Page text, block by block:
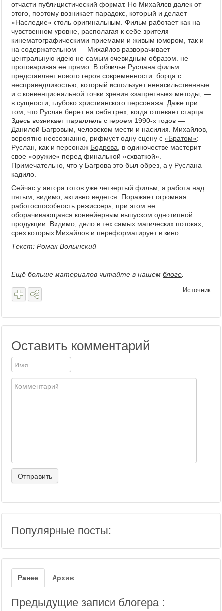
отчасти публицистический формат. Но Михайлов далек от
этого, поэтому возникает парадокс, который и делает
«Наследие» столь оригинальным. Фильм работает как на
чувственном уровне, располагая к себе зрителя
кинематографическими приемами и живым юмором, так и
на содержательном — Михайлов разворачивает
центральную идею не самым очевидным образом, не
проговаривая ее прямо. В обличье Руслана фильм
представляет нового героя современности: борца с
несправедливостью, который использует ненасильственные
и с конвенциональной точки зрения «запретные» методы, —
в сущности, глубоко христианского персонажа. Даже при
том, что Руслан берет на себя грех, когда отпевает старца.
Здесь возникает параллель с героем 1990-х годов —
Данилой Багровым, человеком мести и насилия. Михайлов,
вероятно неосознанно, рифмует одну сцену с «Братом»:
Руслан, как и персонаж Бодрова , в одиночестве мастерит
свое «оружие» перед финальной «схваткой».
Примечательно, что у Багрова это был обрез, а у Руслана —
кадило.
Сейчас у автора готов уже четвертый фильм, а работа над
пятым, видимо, активно ведется. Поражает огромная
работоспособность режиссера, при этом не
оборачивающаяся конвейерным выпуском однотипной
продукции. Видимо, дело в тех самых магических потоках,
срез которых Михайлов и переформатирует в кино.
Текст: Роман Волынский
Ещё больше материалов читайте в нашем блоге
Источник
Оставить комментарий
Популярные посты:
Ранее Архив
Предыдущие записи блогера :